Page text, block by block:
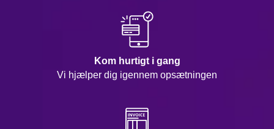
Kom hurtigt i gang
Vi hjælper dig igennem opsætningen